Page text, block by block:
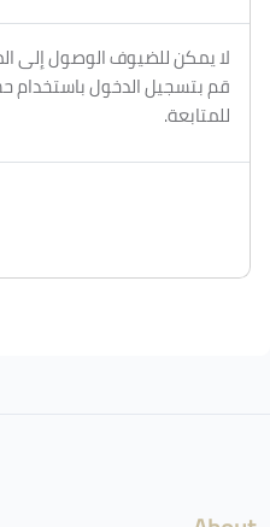
لا يمكن للضيوف الوصول إلى
قم بتسجيل الدخول باستخدام
للمتابعة.